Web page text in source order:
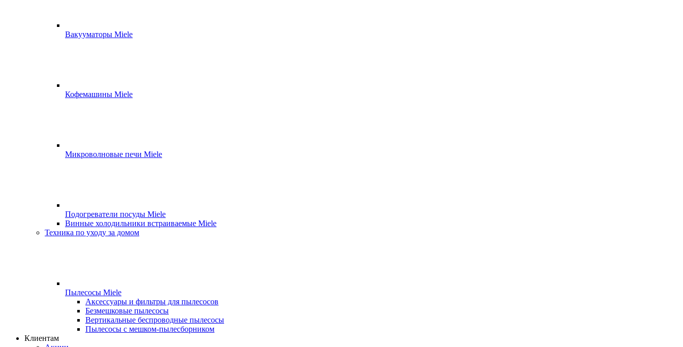
Вакууматоры Miele
Кофемашины Miele
Микроволновые печи Miele
Подогреватели посуды Miele
Винные холодильники встраиваемые Miele
Техника по уходу за домом
Пылесосы Miele
Аксессуары и фильтры для пылесосов
Безмешковые пылесосы
Вертикальные беспроводные пылесосы
Пылесосы с мешком-пылесборником
Клиентам